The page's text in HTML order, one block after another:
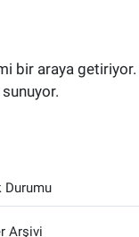
araya
Durumu
Arşivi